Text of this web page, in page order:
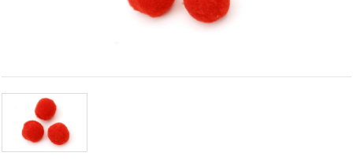
показваме
релевантно
съдържание
и реклами,
включително
с помощта